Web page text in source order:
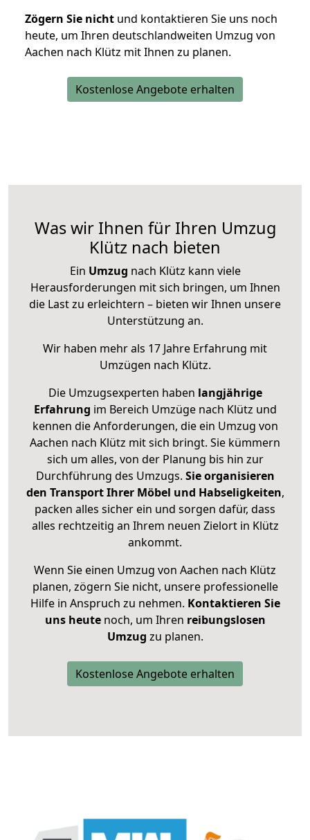
Zögern Sie nicht und kontaktieren Sie uns noch
heute, um Ihren deutschlandweiten Umzug von
Aachen nach Klütz mit Ihnen zu planen.
Kostenlose Angebote erhalten
Was wir Ihnen für Ihren Umzug
Klütz nach bieten
Ein Umzug nach Klütz kann viele
Herausforderungen mit sich bringen, um Ihnen
die Last zu erleichtern – bieten wir Ihnen unsere
Unterstützung an.
Wir haben mehr als 17 Jahre Erfahrung mit
Umzügen nach Klütz.
Die Umzugsexperten haben langjährige
Erfahrung im Bereich Umzüge nach Klütz und
kennen die Anforderungen, die ein Umzug von
Aachen nach Klütz mit sich bringt. Sie kümmern
sich um alles, von der Planung bis hin zur
Durchführung des Umzugs. Sie organisieren
den Transport Ihrer Möbel und Habseligkeiten,
packen alles sicher ein und sorgen dafür, dass
alles rechtzeitig an Ihrem neuen Zielort in Klütz
ankommt.
Wenn Sie einen Umzug von Aachen nach Klütz
planen, zögern Sie nicht, unsere professionelle
Hilfe in Anspruch zu nehmen. Kontaktieren Sie
uns heutenoch, um Ihren reibungslosen
Umzug zu planen.
Kostenlose Angebote erhalten